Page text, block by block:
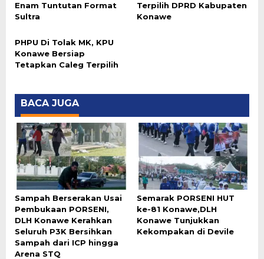
Enam Tuntutan Format
Sultra
Terpilih DPRD Kabupaten
Konawe
PHPU Di Tolak MK, KPU
Konawe Bersiap
Tetapkan Caleg Terpilih
BACA JUGA
Sampah Berserakan Usai
Pembukaan PORSENI,
DLH Konawe Kerahkan
Seluruh P3K Bersihkan
Sampah dari ICP hingga
Arena STQ
Semarak PORSENI HUT
ke-81 Konawe,DLH
Konawe Tunjukkan
Kekompakan di Devile